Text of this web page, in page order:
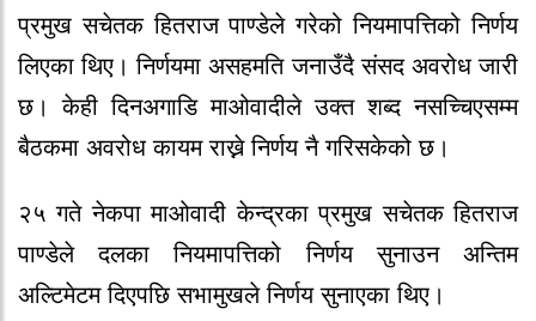
प्रमुख सचेतक हितराज पाण्डेले गरेको नियमापत्तिको निर्णय
लिएका थिए। निर्णयमा असहमति जनाउँदै संसद अवरोध जारी
छ। केही दिनअगाडि माओवादीले उक्त शब्द नसच्चिएसम्म
बैठकमा अवरोध कायम राख्ने निर्णय नै गरिसकेको छ।
२५ गते नेकपा माओवादी केन्द्रका प्रमुख सचेतक हितराज
पाण्डेले दलका नियमापत्तिको निर्णय सुनाउन अन्तिम
अल्टिमेटम दिएपछि सभामुखले निर्णय सुनाएका थिए।